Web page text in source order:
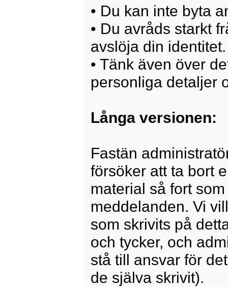
• Du kan inte byta
• Du avråds starkt
avslöja din identitet.
• Tänk även över
personliga detaljer
Långa versionen:
Fastän
försöker att ta bort
material så fort
meddelanden. Vi
som skrivits på
och tycker, och
stå till ansvar för
de själva skrivit).